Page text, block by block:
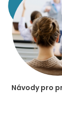
Návody pro